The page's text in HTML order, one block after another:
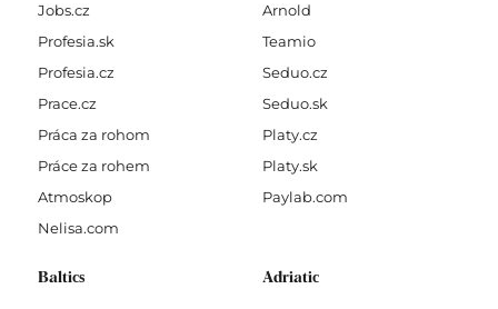
Jobs.cz
Profesia.sk
Profesia.cz
Prace.cz
Práca za rohom
Práce za rohem
Atmoskop
Nelisa.com
Arnold
Teamio
Seduo.cz
Seduo.sk
Platy.cz
Platy.sk
Paylab.com
Baltics Adriatic